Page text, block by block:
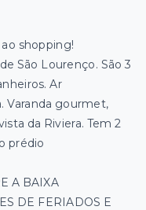
shopping!
São Lourenço. São 3
Ar
Varanda gourmet,
da Riviera. Tem 2
prédio
A BAIXA
DE FERIADOS E